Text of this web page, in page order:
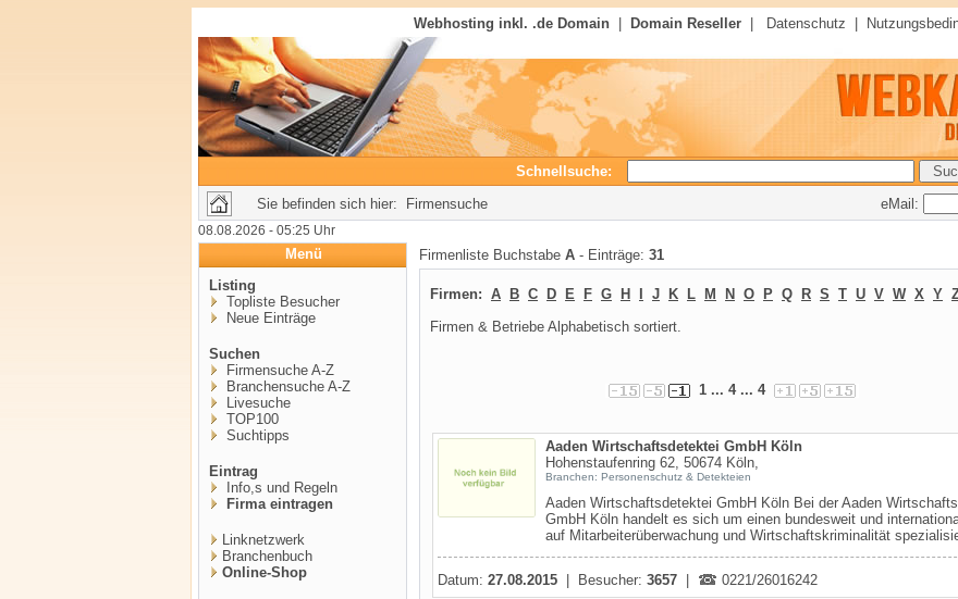
Webhosting inkl. .de Domain Domain Reseller Datenschutz
Schnellsuche:
Sie befinden sich hier: Firmensuche
eMail:
08.08.2026 - 05:25 Uhr
Menü
Listing
Topliste Besucher
Neue Einträge
Suchen
Firmensuche A-Z
Branchensuche A-Z
Livesuche
TOP100
Suchtipps
Eintrag
Info,s und Regeln
Firma eintragen
Linknetzwerk
Branchenbuch
Online-Shop
Firmenliste Buchstabe A - Einträge: 31
Firmen: A B C D E F G H J K L M N O P Q R S T U V W X Y
Firmen & Betriebe Alphabetisch sortiert.
1... 4 ... 4
Aaden Wirtschaftsdetektei GmbH Köln
Hohenstaufenring 62, 50674 Köln,
Branchen: Personenschutz & Detekteien
Aaden Wirtschaftsdetektei GmbH Köln Bei der Aaden
GmbH Köln handelt es sich um einen bundesweit und
auf Mitarbeiterüberwachung und Wirtschaftskriminalität
Datum: 27.08.2015 | Besucher: 3657 0221/26016242